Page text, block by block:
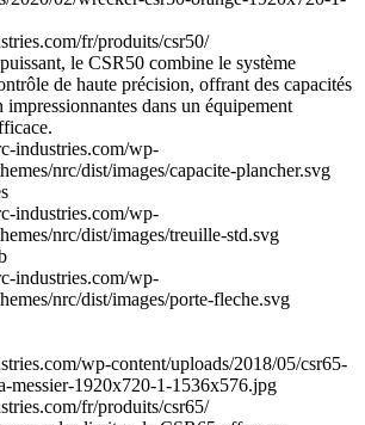
fr/produits/csr50/
le CSR50 combine le système
de haute précision, offrant des capacités
impressionnantes dans un équipement
industries.com/wp-
nrc/dist/images/capacite-plancher.svg
industries.com/wp-
nrc/dist/images/treuille-std.svg
industries.com/wp-
nrc/dist/images/porte-fleche.svg
wp-content/uploads/2018/05/csr65-
messier-1920x720-1-1536x576.jpg
fr/produits/csr65/